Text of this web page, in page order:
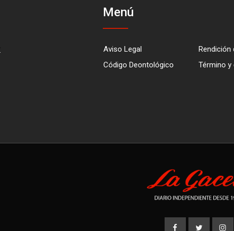
Menú
Aviso Legal
Rendición
Código Deontológico
Término